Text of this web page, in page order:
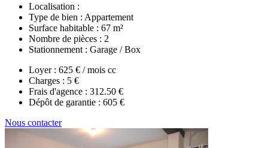
Localisation :
Type de bien : Appartement
Surface habitable : 67 m²
Nombre de pièces : 2
Stationnement : Garage / Box
Loyer : 625 € / mois cc
Charges : 5 €
Frais d'agence : 312.50 €
Dépôt de garantie : 605 €
Nous contacter